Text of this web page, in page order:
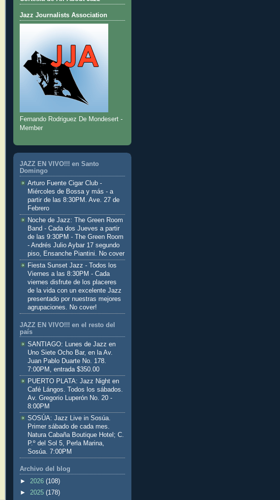
Jazz Journalists Association
Fernando Rodriguez De Mondesert -
Member
JAZZ EN VIVO!!! en Santo
Domingo
Arturo Fuente Cigar Club -
Miércoles de Bossa y más - a
partir de las 8:30PM. Ave. 27 de
Febrero
Noche de Jazz: The Green Room
Band - Cada dos Jueves a partir
de las 9:30PM - The Green Room
- Andrés Julio Aybar 17 segundo
piso, Ensanche Piantini. No cover
Fiesta Sunset Jazz - Todos los
Viernes a las 8:30PM - Cada
viernes disfrute de los placeres
de la vida con un excelente Jazz
presentado por nuestras mejores
agrupaciones. No cover!
JAZZ EN VIVO!!! en el resto del
país
SANTIAGO: Lunes de Jazz en
Uno Siete Ocho Bar, en la Av.
Juan Pablo Duarte No. 178.
7:00PM, entrada $350.00
PUERTO PLATA: Jazz Night en
Café Lángos. Todos los sábados.
Av. Gregorio Luperón No. 20 -
8:00PM
SOSÚA: Jazz Live in Sosúa.
Primer sábado de cada mes.
Natura Cabaña Boutique Hotel; C.
P.º del Sol 5, Perla Marina,
Sosúa. 7:00PM
Archivo del blog
► 2026 (108)
► 2025 (178)